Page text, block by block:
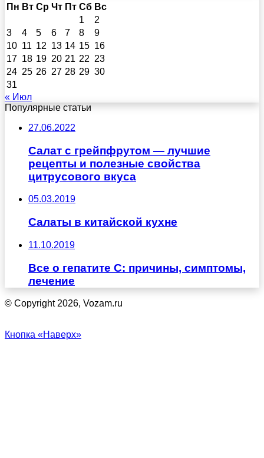
Пн Вт Ср Чт Пт Сб Вс
1
2
3
4 5 6 7 8
9
10 11 12 13 14 15 16
17 18 19 20 21 22 23
24 25 26 27 28 29 30
31
« Июл
Популярные статьи
27.06.2022
Салат с грейпфрутом — лучшие
рецепты и полезные свойства
цитрусового вкуса
05.03.2019
Салаты в китайской кухне
11.10.2019
Все о гепатите С: причины, симптомы,
лечение
© Copyright 2026, Vozam.ru
Кнопка «Наверх»